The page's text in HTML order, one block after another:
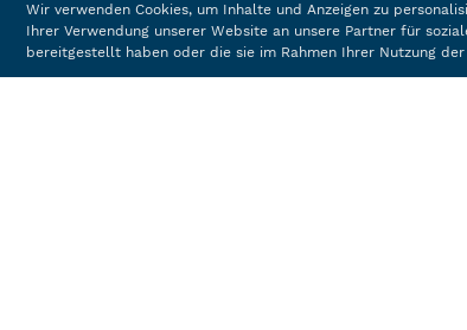
Wir verwenden Cookies, um Inhalte und Anzeigen zu
Ihrer Verwendung unserer Website an unsere Partner für
bereitgestellt haben oder die sie im Rahmen Ihrer Nutzung